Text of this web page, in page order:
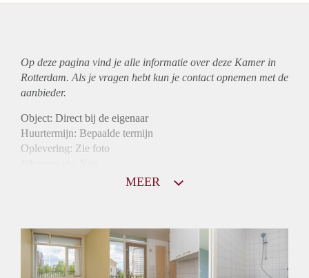
Op deze pagina vind je alle informatie over deze Kamer in
Rotterdam. Als je vragen hebt kun je contact opnemen met de
aanbieder.
Object: Direct bij de eigenaar
Huurtermijn: Bepaalde termijn
Oplevering: Zie foto
Gedeelde Douche: Ja
Gedeelde woonkamer: Ja
Huisgenoten: Ja
MEER